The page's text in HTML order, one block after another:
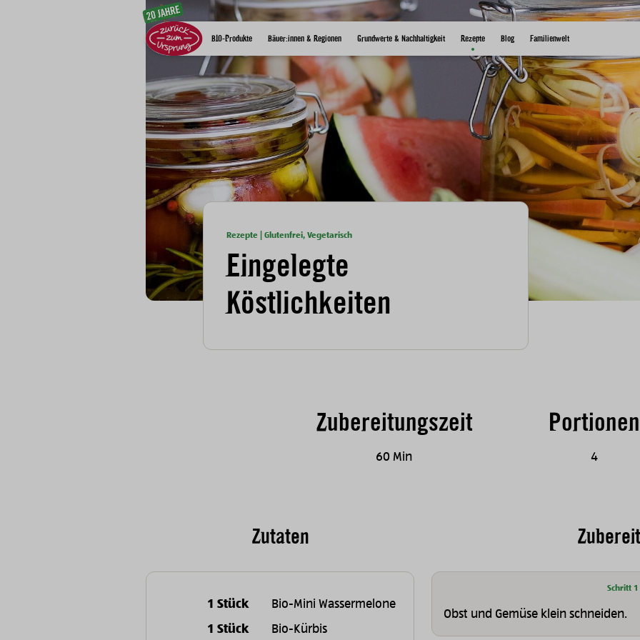
BIO-Produkte Bäuer:innen & Regionen Grundwerte & Nachhaltigkeit Rezepte Blog Familienwelt
Rezepte | Glutenfrei, Vegetarisch
Eingelegte
Köstlichkeiten
Zubereitungszeit
60 Min
Portionen
4
Zutaten
1 Stück
Bio-Mini Wassermelone
1 Stück
Bio-Kürbis
Schritt 1
Obst und Gemüse klein schneiden.